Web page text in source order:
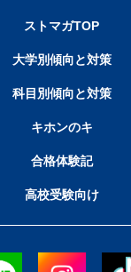
ストマガTOP
大学別傾向と対策
科目別傾向と対策
キホンのキ
合格体験記
高校受験向け